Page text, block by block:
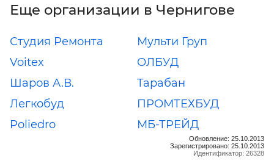
Еще организации в Чернигове
Студия Ремонта
Мульти Груп
Voitex
ОЛБУД
Шаров А.В.
Тарабан
Легкобуд
ПРОМТЕХБУД
Poliedro
МБ-ТРЕЙД
Обновление: 25.10.2013
Зарегистрировано: 25.10.2013
Идентификатор: 26328